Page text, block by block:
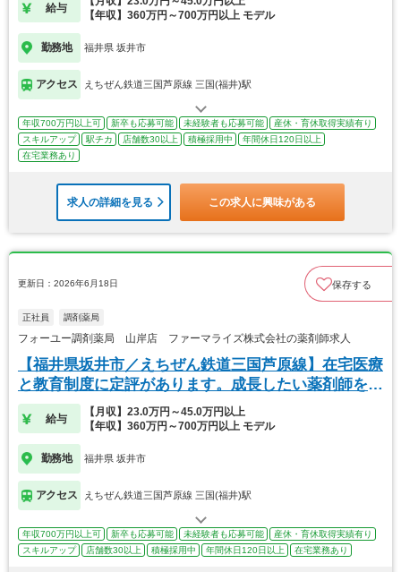
給与
【年収】360万円～700万円以上 モデル
勤務地 福井県 坂井市
アクセス えちぜん鉄道三国芦原線 三国(福井)駅
年収700万円以上可 新卒も応募可能 未経験者も応募可能
産休・育休取得実績有り
スキルアップ
駅チカ 店舗数30以上 積極採用中
年間休日120日以上
在宅業務あり
求人の詳細を見る この求人に興味がある
更新日：2026年6月18日 保存する
正社員 調剤薬局
フォーユー調剤薬局 山岸店 ファーマライズ株式会社の薬剤師求人
【福井県坂井市／えちぜん鉄道三国芦原線】在宅医療
と教育制度に定評があります。成長したい薬剤師を募
集！
給与
【月収】23.0万円～45.0万円以上
【年収】360万円～700万円以上 モデル
勤務地 福井県 坂井市
アクセス えちぜん鉄道三国芦原線 三国(福井)駅
年収700万円以上可 新卒も応募可能 未経験者も応募可能
産休・育休取得実績有り
スキルアップ
店舗数30以上 積極採用中 年間休日120日以上 在宅業務あり